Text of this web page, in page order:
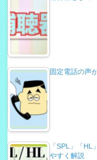
固定電話の声
「SPL」「
やすく解説